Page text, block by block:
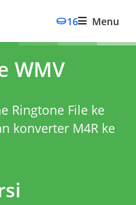
16 Menu
WMV
Ringtone File ke
konverter M4R ke